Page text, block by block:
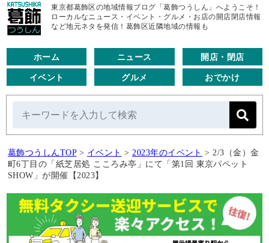
東京都葛飾区の地域情報ブログ「葛飾つうしん」へようこそ！
ローカルなニュース・イベント・グルメ・お店の開店閉店情報
など地元ネタを発信！葛飾区近隣地域の情報も
ホーム ニュース 開店・閉店
イベント グルメ おでかけ
葛飾つうしんTOP > イベント > 2023年のイベント > 2/3（金）金
町6丁目の「紙芝居処 こころみ亭」にて「第1回 東京パペット
SHOW」が開催【2023】